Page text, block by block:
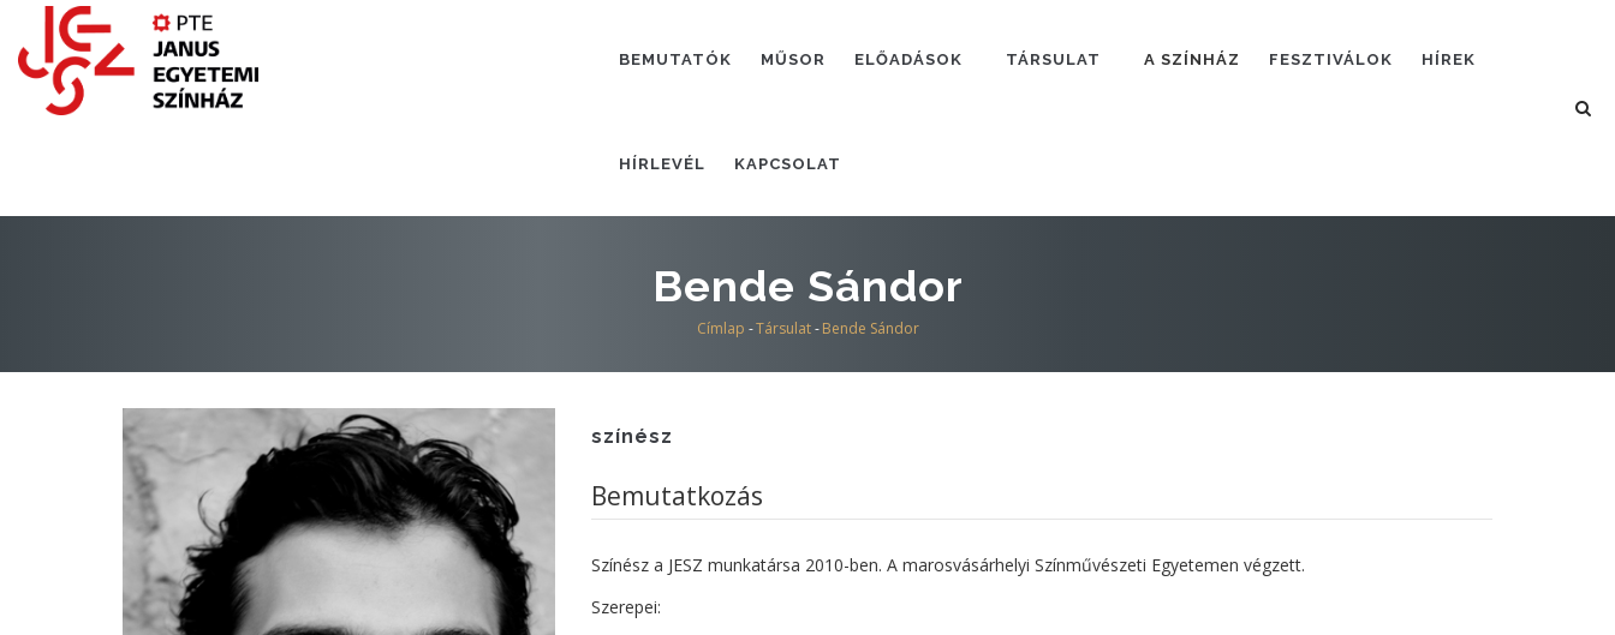
tartalomra
BEMUTATÓK MŰSOR ELŐADÁSOK TÁRSULAT A SZÍNHÁZ FESZTIVÁLOK HÍREK
HÍRLEVÉL KAPCSOLAT
Bende Sándor
Címlap -Társulat - Bende Sándor
színész
Bemutatkozás
Színész a JESZ munkatársa 2010-ben. A marosvásárhelyi Színművészeti Egyetemen végzett.
Szerepei: